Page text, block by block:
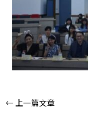
←上一篇文章